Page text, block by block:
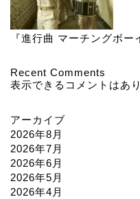
『進行曲 マーチングボー
Recent Comments
表示できるコメントはあ
アーカイブ
2026年8月
2026年7月
2026年6月
2026年5月
2026年4月